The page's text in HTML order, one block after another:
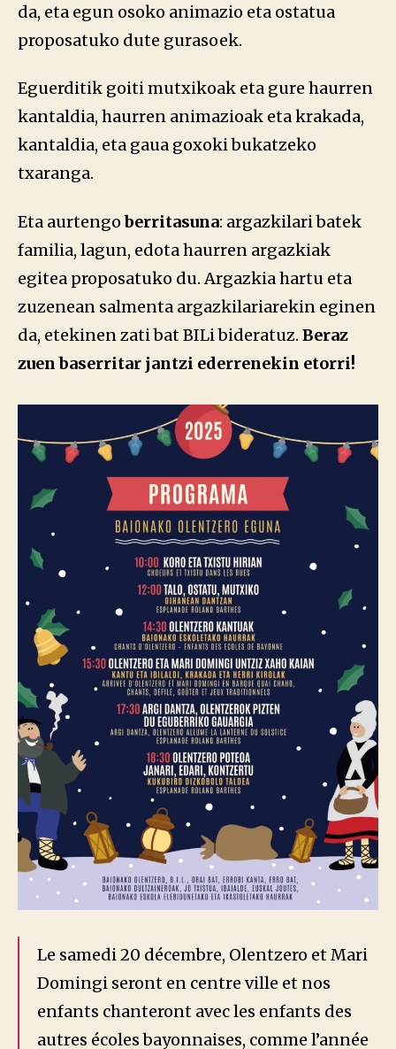
da, eta egun osoko animazio eta ostatua
proposatuko dute gurasoek.
Eguerditik goiti mutxikoak eta gure haurren
kantaldia, haurren animazioak eta krakada,
kantaldia, eta gaua goxoki bukatzeko
txaranga.
Eta aurtengoberritasuna: argazkilari batek
familia, lagun, edota haurren argazkiak
egitea proposatuko du. Argazkia hartu eta
zuzenean salmenta argazkilariarekin eginen
da, etekinen zati bat BILi bideratuz. Beraz
zuen baserritar jantzi ederrenekin etorri!
Le samedi 20 décembre, Olentzero et Mari
Domingi seront en centre ville et nos
enfants chanteront avec les enfants des
autres écoles bayonnaises, comme l’année